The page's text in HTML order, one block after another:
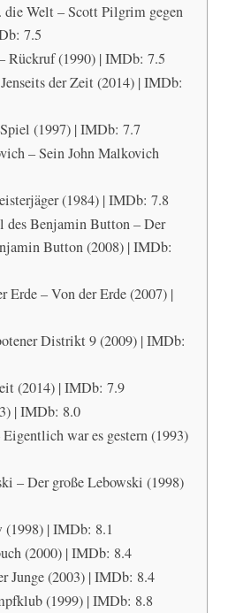
Welt – Scott Pilgrim gegen
7.5
Rückruf (1990) | IMDb: 7.5
der Zeit (2014) | IMDb:
(1997) | IMDb: 7.7
– Sein John Malkovich
(1984) | IMDb: 7.8
des Benjamin Button – Der
Button (2008) | IMDb:
Erde – Von der Erde (2007) |
Distrikt 9 (2009) | IMDb:
(2014) | IMDb: 7.9
| IMDb: 8.0
war es gestern (1993)
– Der große Lebowski (1998)
(1998) | IMDb: 8.1
(2000) | IMDb: 8.4
Junge (2003) | IMDb: 8.4
(1999) | IMDb: 8.8